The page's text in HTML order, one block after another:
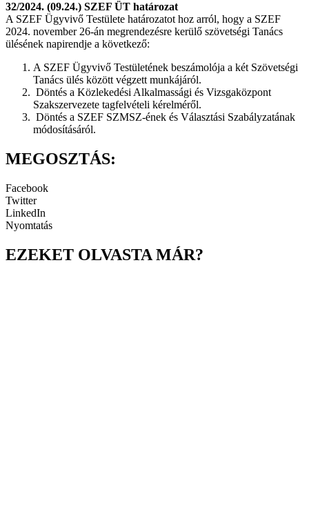
32/2024. (09.24.) SZEF ÜT határozat
A SZEF Ügyvivő Testülete határozatot hoz arról, hogy a SZEF
2024. november 26-án megrendezésre kerülő szövetségi Tanács
ülésének napirendje a következő:
A SZEF Ügyvivő Testületének beszámolója a két Szövetségi
Tanács ülés között végzett munkájáról.
Döntés a Közlekedési Alkalmassági és Vizsgaközpont
Szakszervezete tagfelvételi kérelméről.
Döntés a SZEF SZMSZ-ének és Választási Szabályzatának
módosításáról.
MEGOSZTÁS:
Facebook
Twitter
LinkedIn
Nyomtatás
EZEKET OLVASTA MÁR?